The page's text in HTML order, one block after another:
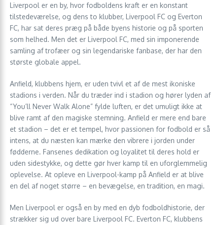
Liverpool er en by, hvor fodboldens kraft er en konstant
tilstedeværelse, og dens to klubber, Liverpool FC og Everton
FC, har sat deres præg på både byens historie og på sporten
som helhed. Men det er Liverpool FC, med sin imponerende
samling af trofæer og sin legendariske fanbase, der har den
største globale appel.
Anfield, klubbens hjem, er uden tvivl et af de mest ikoniske
stadions i verden. Når du træder ind i stadion og hører lyden af
“You’ll Never Walk Alone” fylde luften, er det umuligt ikke at
blive ramt af den magiske stemning. Anfield er mere end bare
et stadion – det er et tempel, hvor passionen for fodbold er så
intens, at du næsten kan mærke den vibrere i jorden under
fødderne. Fansenes dedikation og loyalitet til deres hold er
uden sidestykke, og dette gør hver kamp til en uforglemmelig
oplevelse. At opleve en Liverpool-kamp på Anfield er at blive
en del af noget større – en bevægelse, en tradition, en magi.
Men Liverpool er også en by med en dyb fodboldhistorie, der
strækker sig ud over bare Liverpool FC. Everton FC, klubbens